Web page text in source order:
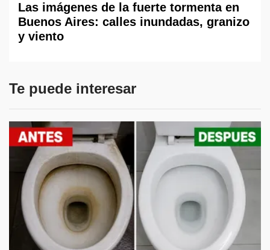
Las imágenes de la fuerte tormenta en
Buenos Aires: calles inundadas, granizo
y viento
Te puede interesar